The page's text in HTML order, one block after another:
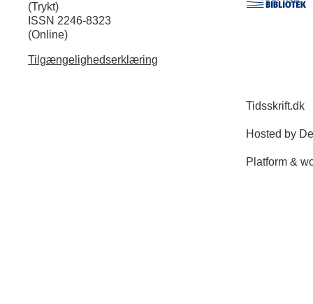
(Trykt)
ISSN 2246-8323
(Online)
Tilgængelighedserklæring